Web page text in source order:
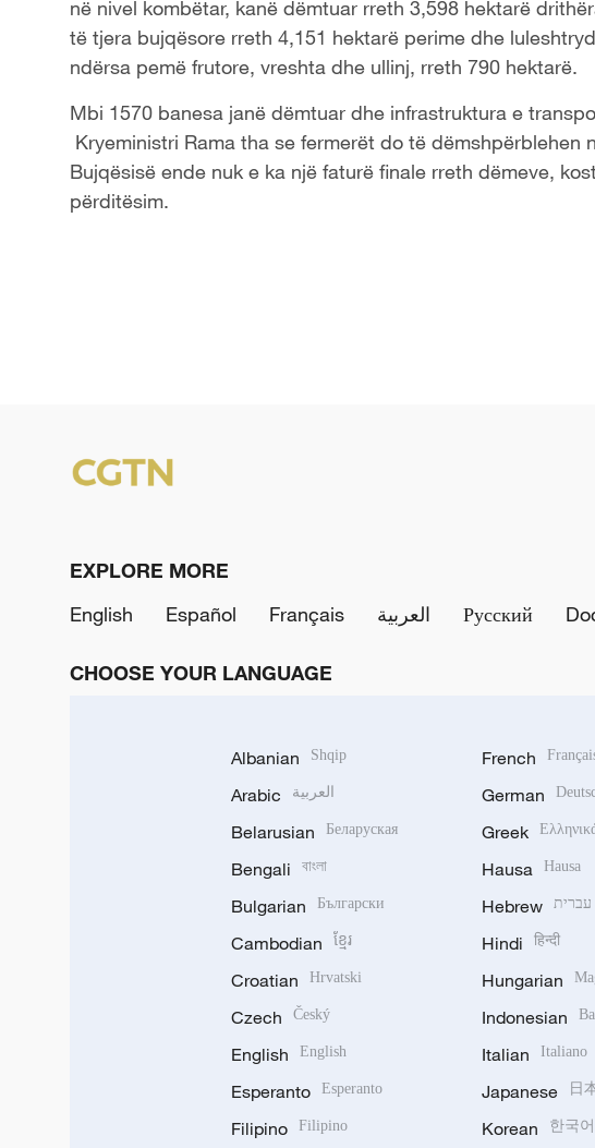
në nivel kombëtar, kanë dëmtuar rreth 3,598 hektarë
të tjera bujqësore rreth 4,151 hektarë perime dhe
ndërsa pemë frutore, vreshta dhe ullinj, rreth 790 hektarë.
Mbi 1570 banesa janë dëmtuar dhe infrastruktura e
Kryeministri Rama tha se fermerët do të
Bujqësisë ende nuk e ka një faturë finale rreth dëmeve,
përditësim.
EXPLORE MORE
English
Español Français العربية Русский
CHOOSE YOUR LANGUAGE
Albanian Shqip
Arabic العربية
Belarusian Беларуская
Bengali বাংলা
Bulgarian Български
Cambodian ខ្មែរ
Croatian Hrvatski
Czech Český
English English
Esperanto Esperanto
Filipino Filipino
French
German
Greek
Hausa Hausa
Hebrew עברית
Hindi हिन्दी
Hungarian
Indonesian
Italian Italiano
Japanese 日
Korean 한국어